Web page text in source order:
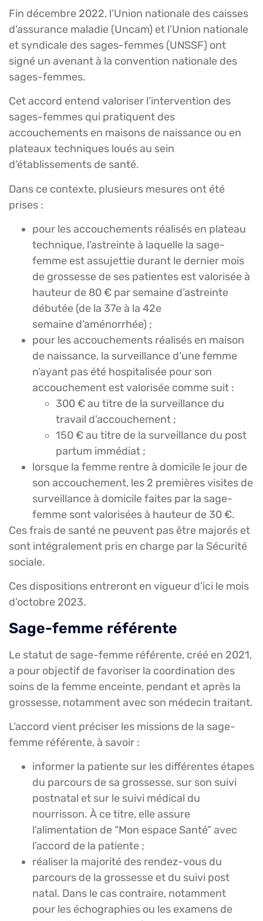
Fin décembre 2022, l’Union nationale des caisses
d’assurance maladie (Uncam) et l’Union nationale
et syndicale des sages-femmes (UNSSF) ont
signé un avenant à la convention nationale des
sages-femmes.
Cet accord entend valoriser l’intervention des
sages-femmes qui pratiquent des
accouchements en maisons de naissance ou en
plateaux techniques loués au sein
d’établissements de santé.
Dans ce contexte, plusieurs mesures ont été
prises :
pour les accouchements réalisés en plateau
technique, l’astreinte à laquelle la sage-
femme est assujettie durant le dernier mois
de grossesse de ses patientes est valorisée à
hauteur de 80 € par semaine d’astreinte
débutée (de la 37e à la 42e
semaine d’aménorrhée) ;
pour les accouchements réalisés en maison
de naissance, la surveillance d’une femme
n’ayant pas été hospitalisée pour son
accouchement est valorisée comme suit :
300 € au titre de la surveillance du
travail d’accouchement ;
150 € au titre de la surveillance du post
partum immédiat ;
lorsque la femme rentre à domicile le jour de
son accouchement, les 2 premières visites de
surveillance à domicile faites par la sage-
femme sont valorisées à hauteur de 30 €.
Ces frais de santé ne peuvent pas être majorés et
sont intégralement pris en charge par la Sécurité
sociale.
Ces dispositions entreront en vigueur d’ici le mois
d’octobre 2023.
Sage-femme référente
Le statut de sage-femme référente, créé en 2021,
a pour objectif de favoriser la coordination des
soins de la femme enceinte, pendant et après la
grossesse, notamment avec son médecin traitant.
L’accord vient préciser les missions de la sage-
femme référente, à savoir :
informer la patiente sur les différentes étapes
du parcours de sa grossesse, sur son suivi
postnatal et sur le suivi médical du
nourrisson. À ce titre, elle assure
l’alimentation de “Mon espace Santé” avec
l’accord de la patiente ;
réaliser la majorité des rendez-vous du
parcours de la grossesse et du suivi post
natal. Dans le cas contraire, notamment
pour les échographies ou les examens de